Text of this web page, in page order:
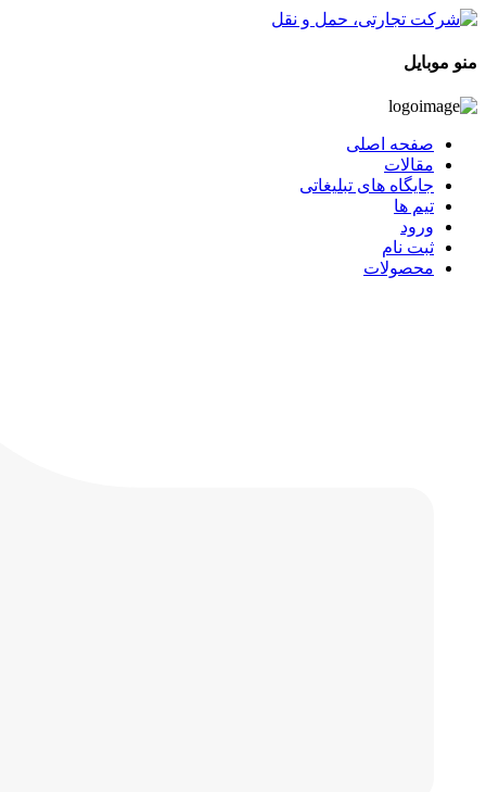
منو موبایل
صفحه اصلی
مقالات
جایگاه های تبلیغاتی
تیم ها
ورود
ثبت نام
محصولات